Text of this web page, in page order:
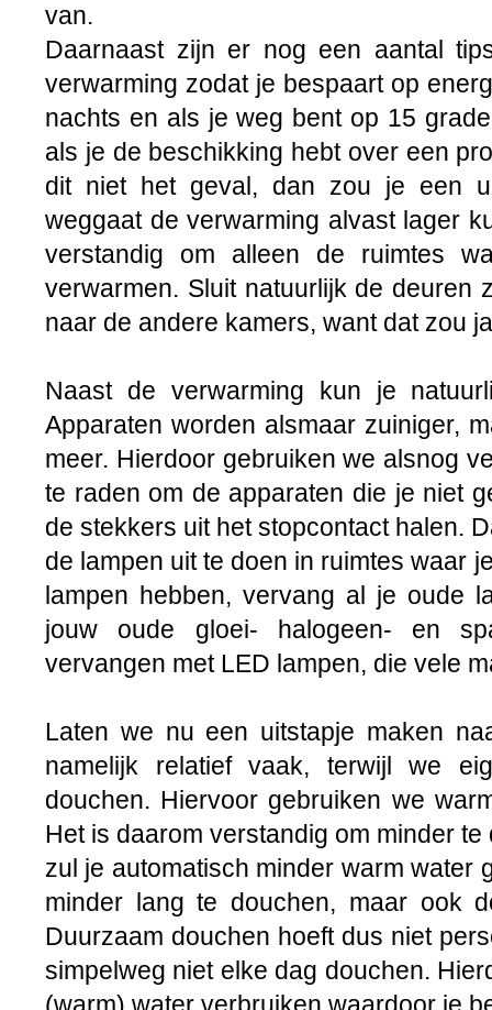
van.
Daarnaast zijn er nog een aantal
verwarming zodat je bespaart op
nachts en als je weg bent op 15
als je de beschikking hebt over een
dit niet het geval, dan zou je een
weggaat de verwarming alvast lager
verstandig om alleen de ruimtes
verwarmen. Sluit natuurlijk de deuren
naar de andere kamers, want dat zou
Naast de verwarming kun je
Apparaten worden alsmaar zuiniger,
meer. Hierdoor gebruiken we alsnog
te raden om de apparaten die je niet
de stekkers uit het stopcontact halen.
de lampen uit te doen in ruimtes waar
lampen hebben, vervang al je oude
jouw oude gloei- halogeen- en
vervangen met LED lampen, die vele
Laten we nu een uitstapje maken
namelijk relatief vaak, terwijl we
douchen. Hiervoor gebruiken we
Het is daarom verstandig om minder
zul je automatisch minder warm water
minder lang te douchen, maar ook
Duurzaam douchen hoeft dus niet
simpelweg niet elke dag douchen.